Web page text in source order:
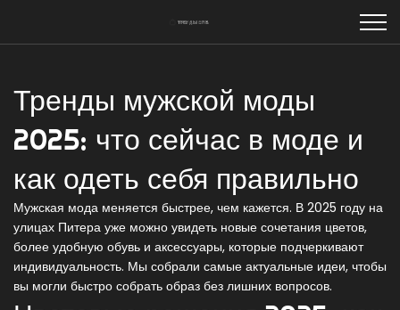
Тренды мужской моды
2025: что сейчас в моде и
как одеть себя правильно
Мужская мода меняется быстрее, чем кажется. В 2025 году на
улицах Питера уже можно увидеть новые сочетания цветов,
более удобную обувь и аксессуары, которые подчеркивают
индивидуальность. Мы собрали самые актуальные идеи, чтобы
вы могли быстро собрать образ без лишних вопросов.